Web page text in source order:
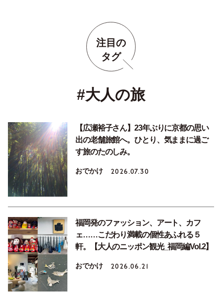
注目の
タグ
#大人の旅
【広瀬裕子さん】23年ぶりに京都の思い
出の老舗旅館へ。ひとり、気ままに過ご
す旅のたのしみ。
おでかけ 2026.07.30
福岡発のファッション、アート、カフ
ェ……こだわり満載の個性あふれる５
軒。【大人のニッポン観光_福岡編Vol.2】
おでかけ 2026.06.21